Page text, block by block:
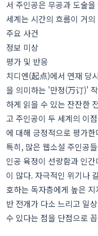
서 주인공은 무공과 도술
세계는 시간의 흐름이 거
주요 사건
정보 미상
평가 및 반응
치디엔(起点)에서 연재 당
을 의미하는 '만정(万订)'
하게 읽을 수 있는 잔잔한
고 주인공이 두 세계의 이
에 대해 긍정적으로 평가한
특히, 많은 웹소설 주인공
인공 육정이 선량함과 인
이 많다. 자극적인 위기나
호하는 독자층에게 높은
반 전개가 다소 느리고 일
수 있다는 점을 단점으로